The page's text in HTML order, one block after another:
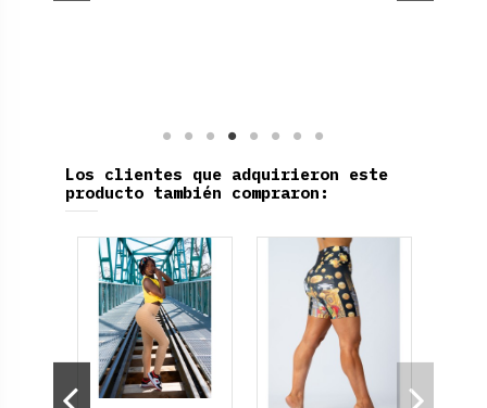
Los clientes que adquirieron este
producto también compraron: